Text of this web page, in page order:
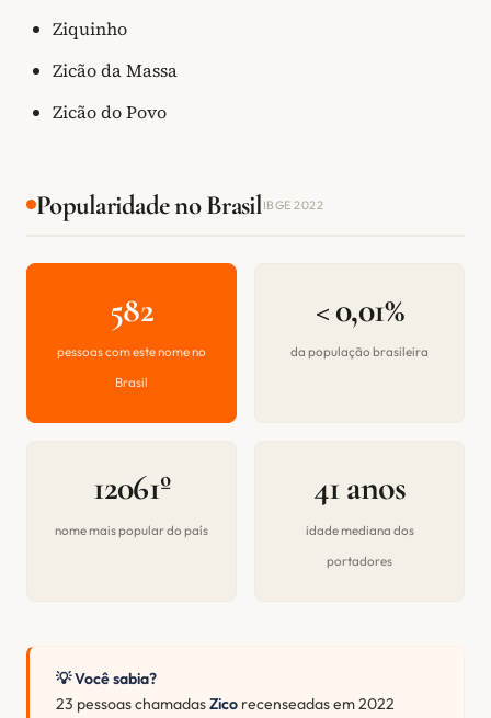
Ziquinho
Zicão da Massa
Zicão do Povo
Popularidade no BrasilIBGE 2022
582
pessoas com este nome no
Brasil
< 0,01%
da população brasileira
12061º
nome mais popular do país
41 anos
idade mediana dos
portadores
💡 Você sabia?
23 pessoas chamadasZico recenseadas em 2022